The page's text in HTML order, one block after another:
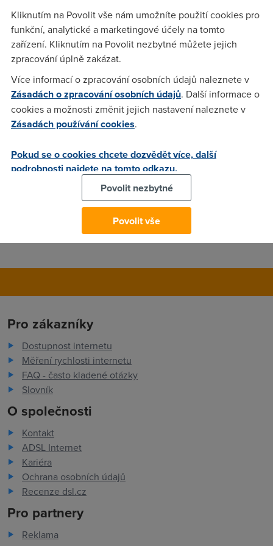
Ahoy! Prebyva mi par vstupenek na tuto akci (nejsem vsak
prekupnik!), ktera se kona 19. a 20.11.2005 v Sazka Arene.
Listky mam na 20.11. Prikladam linky pro informaci: Info o
akci: http://www.sazkaticket.cz/show.asp?lang=CZ#3 Mapa
cenovych kategorii:
http://www.sazkaticket.cz/Predstavenie_javisko_view.asp?
IDPred=1600486 Jedna se o mista v sektoru 403, ktery je v
cenove kategorii 450 Kc za listek. Myslim, ze 300 Kc za
na email a omlouvam se za absolutni offtopic. Pepik
(14.11.2005 19:29:22)
Jen dodam, ze mista jsou spojite vedle sebe a tak muzete jit
Pro zákazníky
Dostupnost internetu
Měření rychlosti internetu
FAQ - často kladené otázky
Slovník
O společnosti
Kontakt
ADSL Internet
Kariéra
Ochrana osobních údajů
Recenze dsl.cz
Pro partnery
Reklama
Kliknutím na Povolit vše nám umožníte použití cookies pro
funkční, analytické a marketingové účely na tomto
zařízení. Kliknutím na Povolit nezbytné můžete jejich
zpracování úplně zakázat.
Více informací o zpracování osobních údajů naleznete v
Zásadách o zpracování osobních údajů. Další informace o
cookies a možnosti změnit jejich nastavení naleznete v
Zásadách používání cookies.
Pokud se o cookies chcete dozvědět více, další
podrobnosti najdete na tomto odkazu.
Povolit nezbytné
Povolit vše